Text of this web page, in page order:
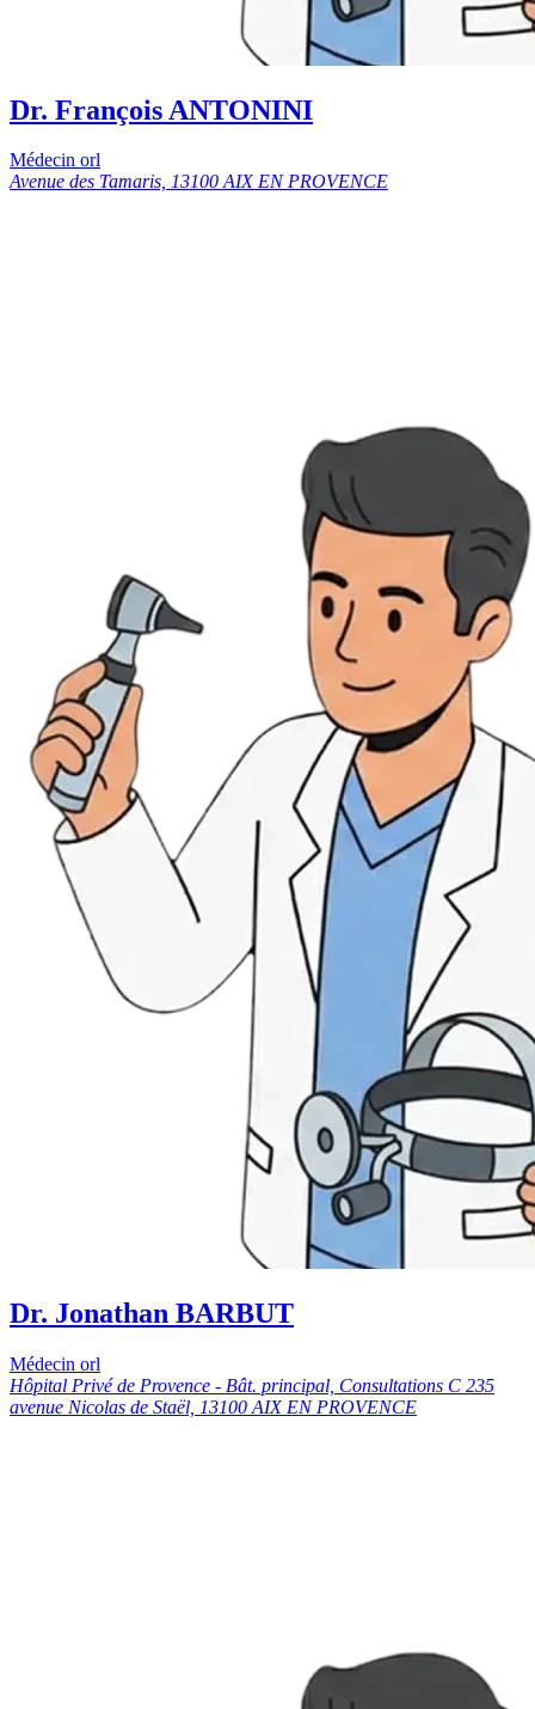
Dr. François ANTONINI
Médecin orl
Avenue des Tamaris, 13100 AIX EN PROVENCE
Dr. Jonathan BARBUT
Médecin orl
Hôpital Privé de Provence - Bât. principal, Consultations C 235
avenue Nicolas de Staël, 13100 AIX EN PROVENCE